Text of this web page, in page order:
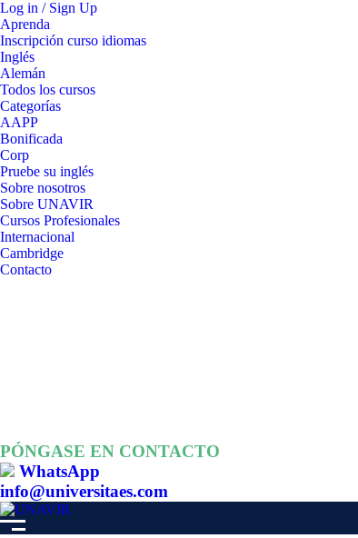
Log in / Sign Up
Aprenda
Inscripción curso idiomas
Inglés
Alemán
Todos los cursos
Categorías
AAPP
Bonificada
Corp
Pruebe su inglés
Sobre nosotros
Sobre UNAVIR
Cursos Profesionales
Internacional
Cambridge
Contacto
PÓNGASE EN CONTACTO
WhatsApp
info@universitaes.com